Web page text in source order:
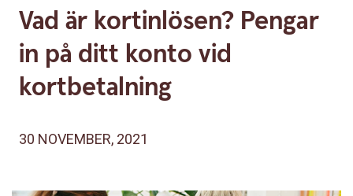
Vad är kortinlösen? Pengar
in på ditt konto vid
kortbetalning
30 NOVEMBER, 2021